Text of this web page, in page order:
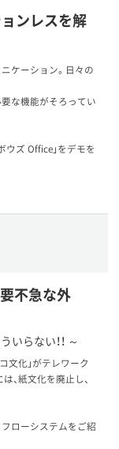
ンレスを解
ケーション。日々の
な機能がそろってい
ウズ Office」をデモを
不急な外
らない！！ ～
文化」がテレワーク
、紙文化を廃止し、
ローシステムをご紹